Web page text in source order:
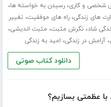
شخصی و کاری،رسیدن به خواسته ها،
های زندگی،راه های موفقیت، تغییر
شاد،نگرش مثبت، مثبت اندیشی،
،آرامش در زندگی، امید به زندگی
دانلود کتاب صوتی
عظمتی بسازیم؟